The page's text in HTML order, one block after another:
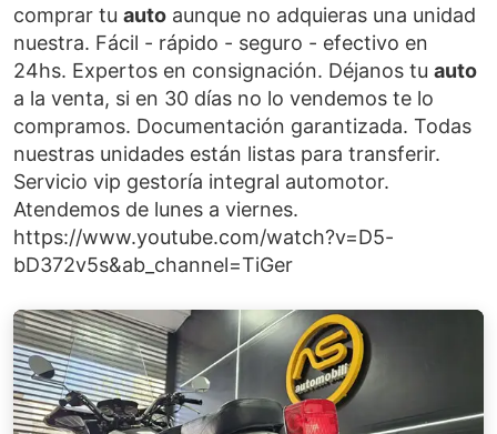
comprar tu auto aunque no adquieras una unidad
nuestra. Fácil - rápido - seguro - efectivo en
24hs. Expertos en consignación. Déjanos tu auto
a la venta, si en 30 días no lo vendemos te lo
compramos. Documentación garantizada. Todas
nuestras unidades están listas para transferir.
Servicio vip gestoría integral automotor.
Atendemos de lunes a viernes.
https://www.youtube.com/watch?v=D5-